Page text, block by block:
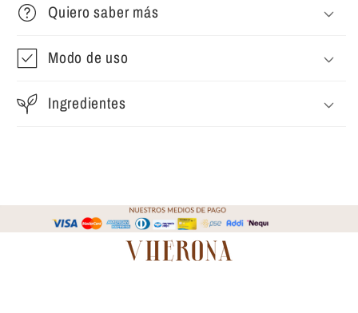
Quiero saber más
Modo de uso
Ingredientes